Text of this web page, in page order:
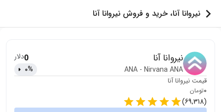
نیروانا آنا، خرید و فروش نیروانا آنا
نیروانا آنا
ANA - Nirvana ANA
0دلار
0%
قیمت نیروانا آنا
0تومان
(
69,318
)